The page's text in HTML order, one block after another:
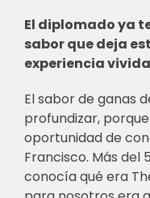
El diplomado ya
sabor que deja
experiencia
El sabor de ganas
profundizar,
oportunidad de
Francisco. Más del
conocía qué era